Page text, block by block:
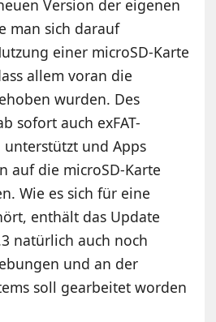
Version der eigenen
man sich darauf
einer microSD-Karte
allem voran die
wurden. Des
sofort auch exFAT-
und Apps
auf die microSD-Karte
Wie es sich für eine
enthält das Update
natürlich auch noch
und an der
soll gearbeitet worden